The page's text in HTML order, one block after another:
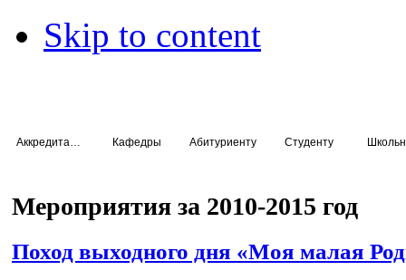
Skip to content
Кафедры Абитуриенту Студенту
Мероприятия за 2010-2015 год
Поход выходного дня «Моя малая